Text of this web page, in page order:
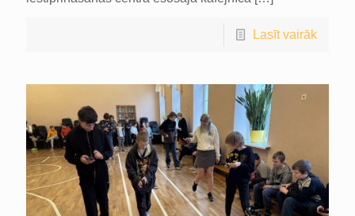
Lasīt vairāk